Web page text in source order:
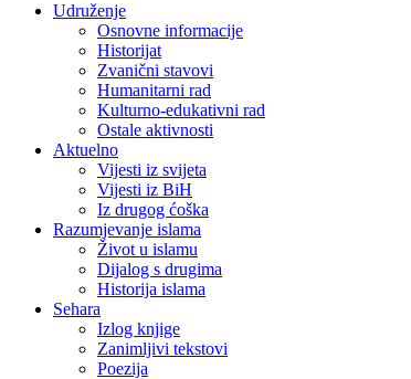
Udruženje
Osnovne informacije
Historijat
Zvanični stavovi
Humanitarni rad
Kulturno-edukativni rad
Ostale aktivnosti
Aktuelno
Vijesti iz svijeta
Vijesti iz BiH
Iz drugog ćoška
Razumjevanje islama
Život u islamu
Dijalog s drugima
Historija islama
Sehara
Izlog knjige
Zanimljivi tekstovi
Poezija